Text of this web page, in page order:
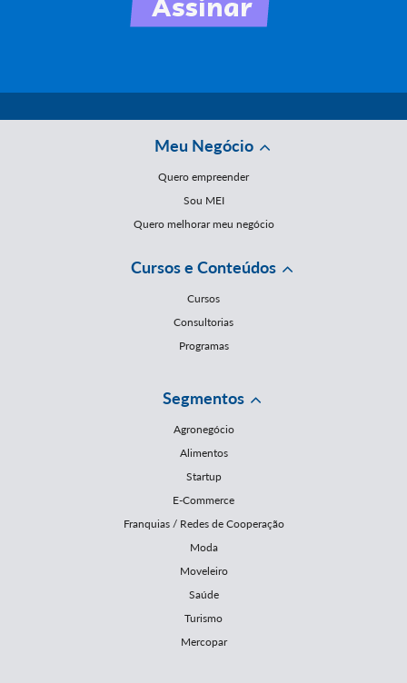
Meu Negócio
Quero empreender
Sou MEI
Quero melhorar meu negócio
Cursos e Conteúdos
Cursos
Consultorias
Programas
Segmentos
Agronegócio
Alimentos
Startup
E-Commerce
Franquias / Redes de Cooperação
Moda
Moveleiro
Saúde
Turismo
Mercopar